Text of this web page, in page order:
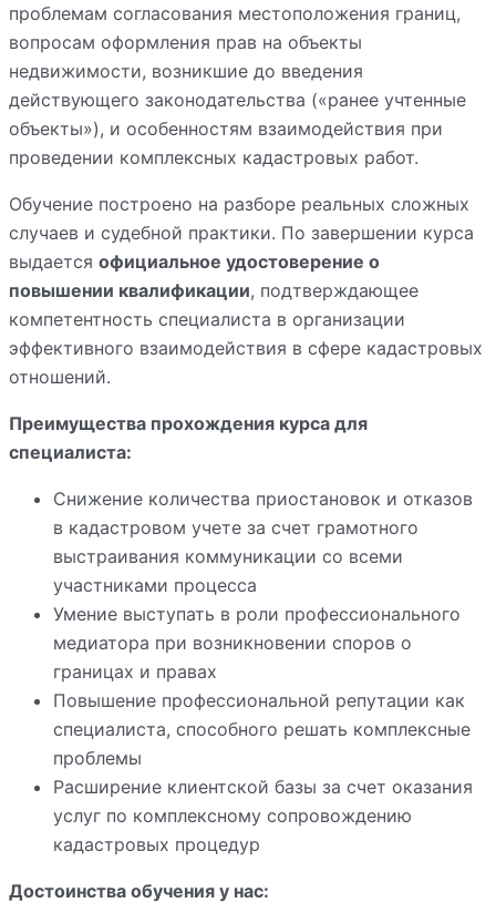
проблемам согласования местоположения границ,
вопросам оформления прав на объекты
недвижимости, возникшие до введения
действующего законодательства («ранее учтенные
объекты»), и особенностям взаимодействия при
проведении комплексных кадастровых работ.
Обучение построено на разборе реальных сложных
случаев и судебной практики. По завершении курса
выдается официальное удостоверение о
повышении квалификации, подтверждающее
компетентность специалиста в организации
эффективного взаимодействия в сфере кадастровых
отношений.
Преимущества прохождения курса для
специалиста:
Снижение количества приостановок и отказов
в кадастровом учете за счет грамотного
выстраивания коммуникации со всеми
участниками процесса
Умение выступать в роли профессионального
медиатора при возникновении споров о
границах и правах
Повышение профессиональной репутации как
специалиста, способного решать комплексные
проблемы
Расширение клиентской базы за счет оказания
услуг по комплексному сопровождению
кадастровых процедур
Достоинства обучения у нас: